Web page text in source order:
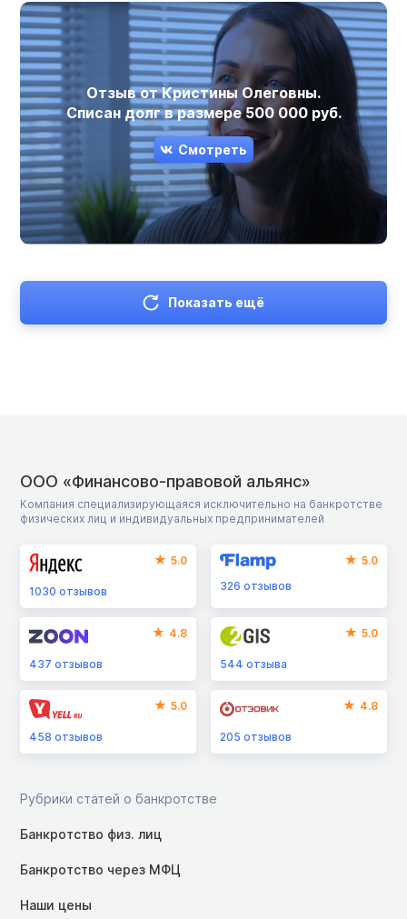
Отзыв от Кристины Олеговны.
Списан долг в размере 500 000 руб.
Смотреть
Показать ещё
ООО «Финансово-правовой альянс»
Компания специализирующаяся исключительно на банкротстве
физических лиц и индивидуальных предпринимателей
5.0
1030 отзывов
5.0
326отзывов
4.8
437 отзывов
5.0
544отзыва
5.0
458 отзывов
4.8
205отзывов
Рубрики статей о банкротстве
Банкротство физ. лиц
Банкротство через МФЦ
Наши цены